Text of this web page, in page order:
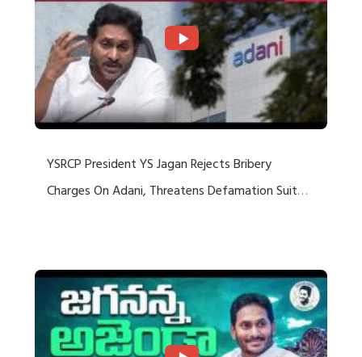
YSRCP President YS Jagan Rejects Bribery
Charges On Adani, Threatens Defamation Suit